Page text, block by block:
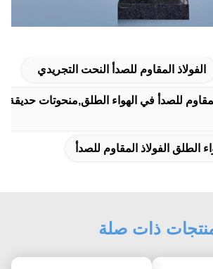
الفولاذ المقاوم للصدأ النحت التجريدي
للصدأ في الهواء الطلق,منحوتات حديقة
الطلق الفولاذ المقاوم للصدأ
ذات صلة